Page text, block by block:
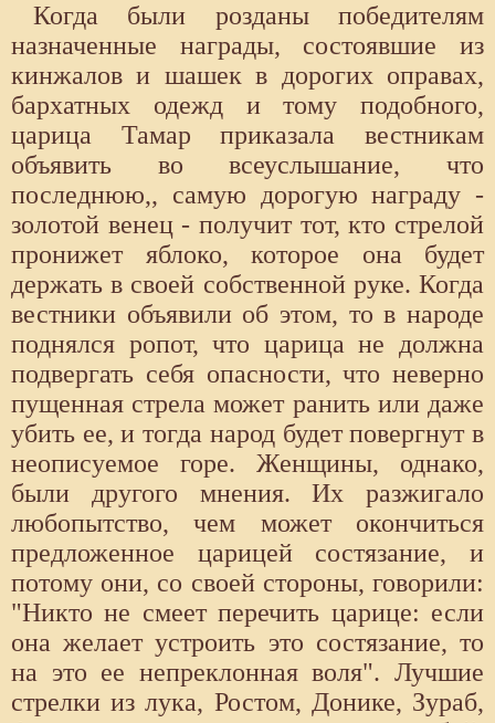
Когда были розданы победителям
назначенные награды, состоявшие из
кинжалов и шашек в дорогих оправах,
бархатных одежд и тому подобного,
царица Тамар приказала вестникам
объявить во всеуслышание, что
последнюю,, самую дорогую награду -
золотой венец - получит тот, кто стрелой
пронижет яблоко, которое она будет
держать в своей собственной руке. Когда
вестники объявили об этом, то в народе
поднялся ропот, что царица не должна
подвергать себя опасности, что неверно
пущенная стрела может ранить или даже
убить ее, и тогда народ будет повергнут в
неописуемое горе. Женщины, однако,
были другого мнения. Их разжигало
любопытство, чем может окончиться
предложенное царицей состязание, и
потому они, со своей стороны, говорили:
"Никто не смеет перечить царице: если
она желает устроить это состязание, то
на это ее непреклонная воля". Лучшие
стрелки из лука, Ростом, Донике, Зураб,